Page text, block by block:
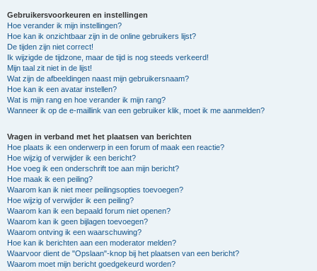
Gebruikersvoorkeuren en instellingen
Hoe verander ik mijn instellingen?
Hoe kan ik onzichtbaar zijn in de online gebruikers lijst?
De tijden zijn niet correct!
Ik wijzigde de tijdzone, maar de tijd is nog steeds verkeerd!
Mijn taal zit niet in de lijst!
Wat zijn de afbeeldingen naast mijn gebruikersnaam?
Hoe kan ik een avatar instellen?
Wat is mijn rang en hoe verander ik mijn rang?
Wanneer ik op de e-maillink van een gebruiker klik, moet ik me aanmelden?
Vragen in verband met het plaatsen van berichten
Hoe plaats ik een onderwerp in een forum of maak een reactie?
Hoe wijzig of verwijder ik een bericht?
Hoe voeg ik een onderschrift toe aan mijn bericht?
Hoe maak ik een peiling?
Waarom kan ik niet meer peilingsopties toevoegen?
Hoe wijzig of verwijder ik een peiling?
Waarom kan ik een bepaald forum niet openen?
Waarom kan ik geen bijlagen toevoegen?
Waarom ontving ik een waarschuwing?
Hoe kan ik berichten aan een moderator melden?
Waarvoor dient de "Opslaan"-knop bij het plaatsen van een bericht?
Waarom moet mijn bericht goedgekeurd worden?